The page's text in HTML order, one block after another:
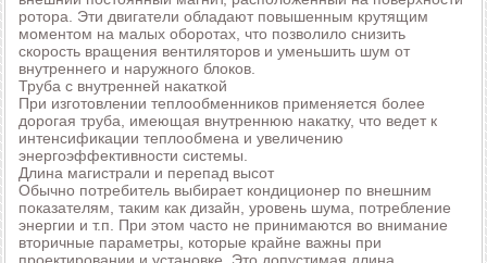
ротора. Эти двигатели обладают повышенным крутящим
моментом на малых оборотах, что позволило снизить
скорость вращения вентиляторов и уменьшить шум от
внутреннего и наружного блоков.
Труба с внутренней накаткой
При изготовлении теплообменников применяется более
дорогая труба, имеющая внутреннюю накатку, что ведет к
интенсификации теплообмена и увеличению
энергоэффективности системы.
Длина магистрали и перепад высот
Обычно потребитель выбирает кондиционер по внешним
показателям, таким как дизайн, уровень шума, потребление
энергии и т.п. При этом часто не принимаются во внимание
вторичные параметры, которые крайне важны при